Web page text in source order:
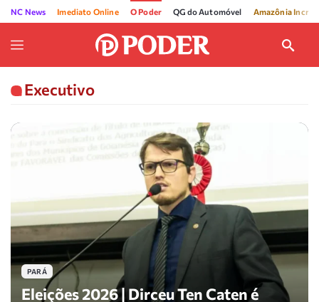
NC News Imediato Online O Poder QG do Automóvel Amazônia
Executivo
PARÁ
Eleições 2026 | Dirceu Ten Caten é